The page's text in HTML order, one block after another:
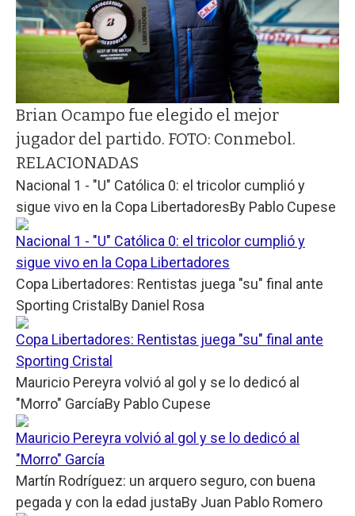
Brian Ocampo fue elegido el mejor
jugador del partido. FOTO: Conmebol.
RELACIONADAS
Nacional 1 - "U" Católica 0: el tricolor cumplió y
sigue vivo en la Copa LibertadoresBy Pablo Cupese
Nacional 1 - "U" Católica 0: el tricolor cumplió y
sigue vivo en la Copa Libertadores
Copa Libertadores: Rentistas juega "su" final ante
Sporting Cristal By Daniel Rosa
Copa Libertadores: Rentistas juega "su" final ante
Sporting Cristal
Mauricio Pereyra volvió al gol y se lo dedicó al
"Morro" GarcíaBy Pablo Cupese
Mauricio Pereyra volvió al gol y se lo dedicó al
"Morro" García
Martín Rodríguez: un arquero seguro, con buena
pegada y con la edad justaBy Juan Pablo Romero